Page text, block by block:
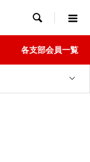

各支部会員一覧